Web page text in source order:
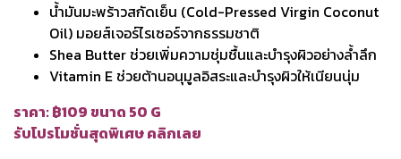
น้ำมันมะพร้าวสกัดเย็น (Cold-Pressed Virgin Coconut
Oil) มอยส์เจอร์ไรเซอร์จากธรรมชาติ
Shea Butter ช่วยเพิ่มความชุ่มชื้นและบำรุงผิวอย่างล้ำลึก
Vitamin E ช่วยต้านอนุมูลอิสระและบำรุงผิวให้เนียนนุ่ม
ราคา: ฿109 ขนาด 50 G
รับโปรโมชั่นสุดพิเศษ คลิกเลย